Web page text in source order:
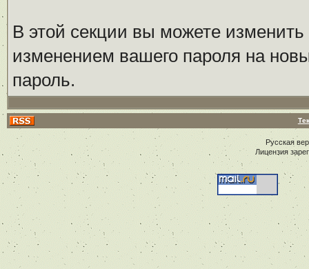
В этой секции вы можете
изменением вашего пароля на
пароль.
Русская
Лицензия